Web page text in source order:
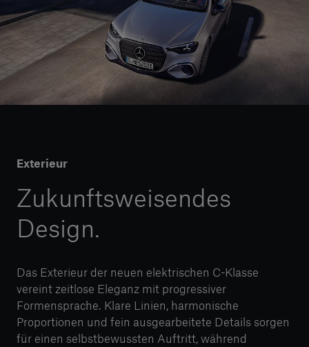
Exterieur
Zukunftsweisendes
Design.
Das Exterieur der neuen elektrischen C-Klasse
vereint zeitlose Eleganz mit progressiver
Formensprache. Klare Linien, harmonische
Proportionen und fein ausgearbeitete Details sorgen
für einen selbstbewussten Auftritt, während